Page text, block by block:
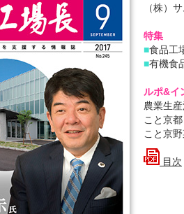
（株）
特集
■食品工
■有機食
ルポ&イ
農業生
こと京
こと京
目次